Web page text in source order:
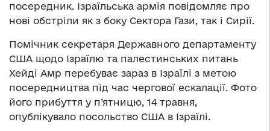
посередник. Ізраїльська армія повідомляє про
нові обстріли як з боку Сектора Гази, так і Сирії.
Помічник секретаря Державного департаменту
США щодо Ізраїлю та палестинських питань
Хейді Амр перебуває зараз в Ізраїлі з метою
посередництва під час чергової ескалації. Фото
його прибуття у п’ятницю, 14 травня,
опублікувало посольство США в Ізраїлі.